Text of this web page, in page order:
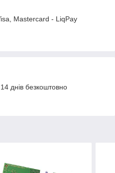
Mastercard - LiqPay
днів безкоштовно